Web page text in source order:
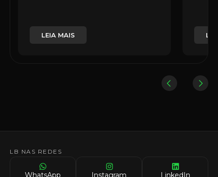
LEIA MAIS
LB NAS REDES
WhatsApp Instagram LinkedIn